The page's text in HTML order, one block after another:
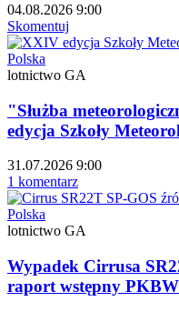
04.08.2026 9:00
Skomentuj
Polska
lotnictwo GA
"Służba
edycja Szkoły
31.07.2026 9:00
1 komentarz
Polska
lotnictwo GA
Wypadek Cirrusa
raport wstępny